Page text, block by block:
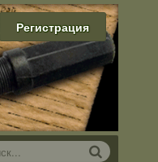
Регистрация